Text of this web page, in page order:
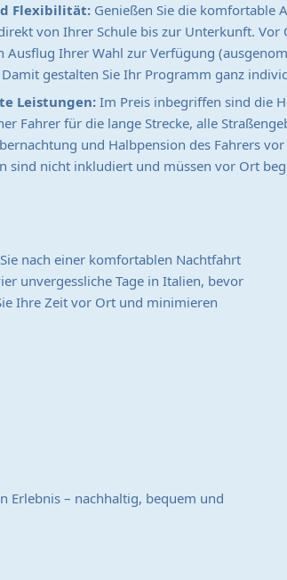
Flexibilität: Genießen Sie die komfortable
von Ihrer Schule bis zur Unterkunft. Vor
Ausflug Ihrer Wahl zur Verfügung
gestalten Sie Ihr Programm ganz
Leistungen: Im Preis inbegriffen sind die
Fahrer für die lange Strecke, alle
und Halbpension des Fahrers
sind nicht inkludiert und müssen vor Ort
nach einer komfortablen Nachtfahrt
unvergessliche Tage in Italien, bevor
Ihre Zeit vor Ort und minimieren
Erlebnis – nachhaltig, bequem und